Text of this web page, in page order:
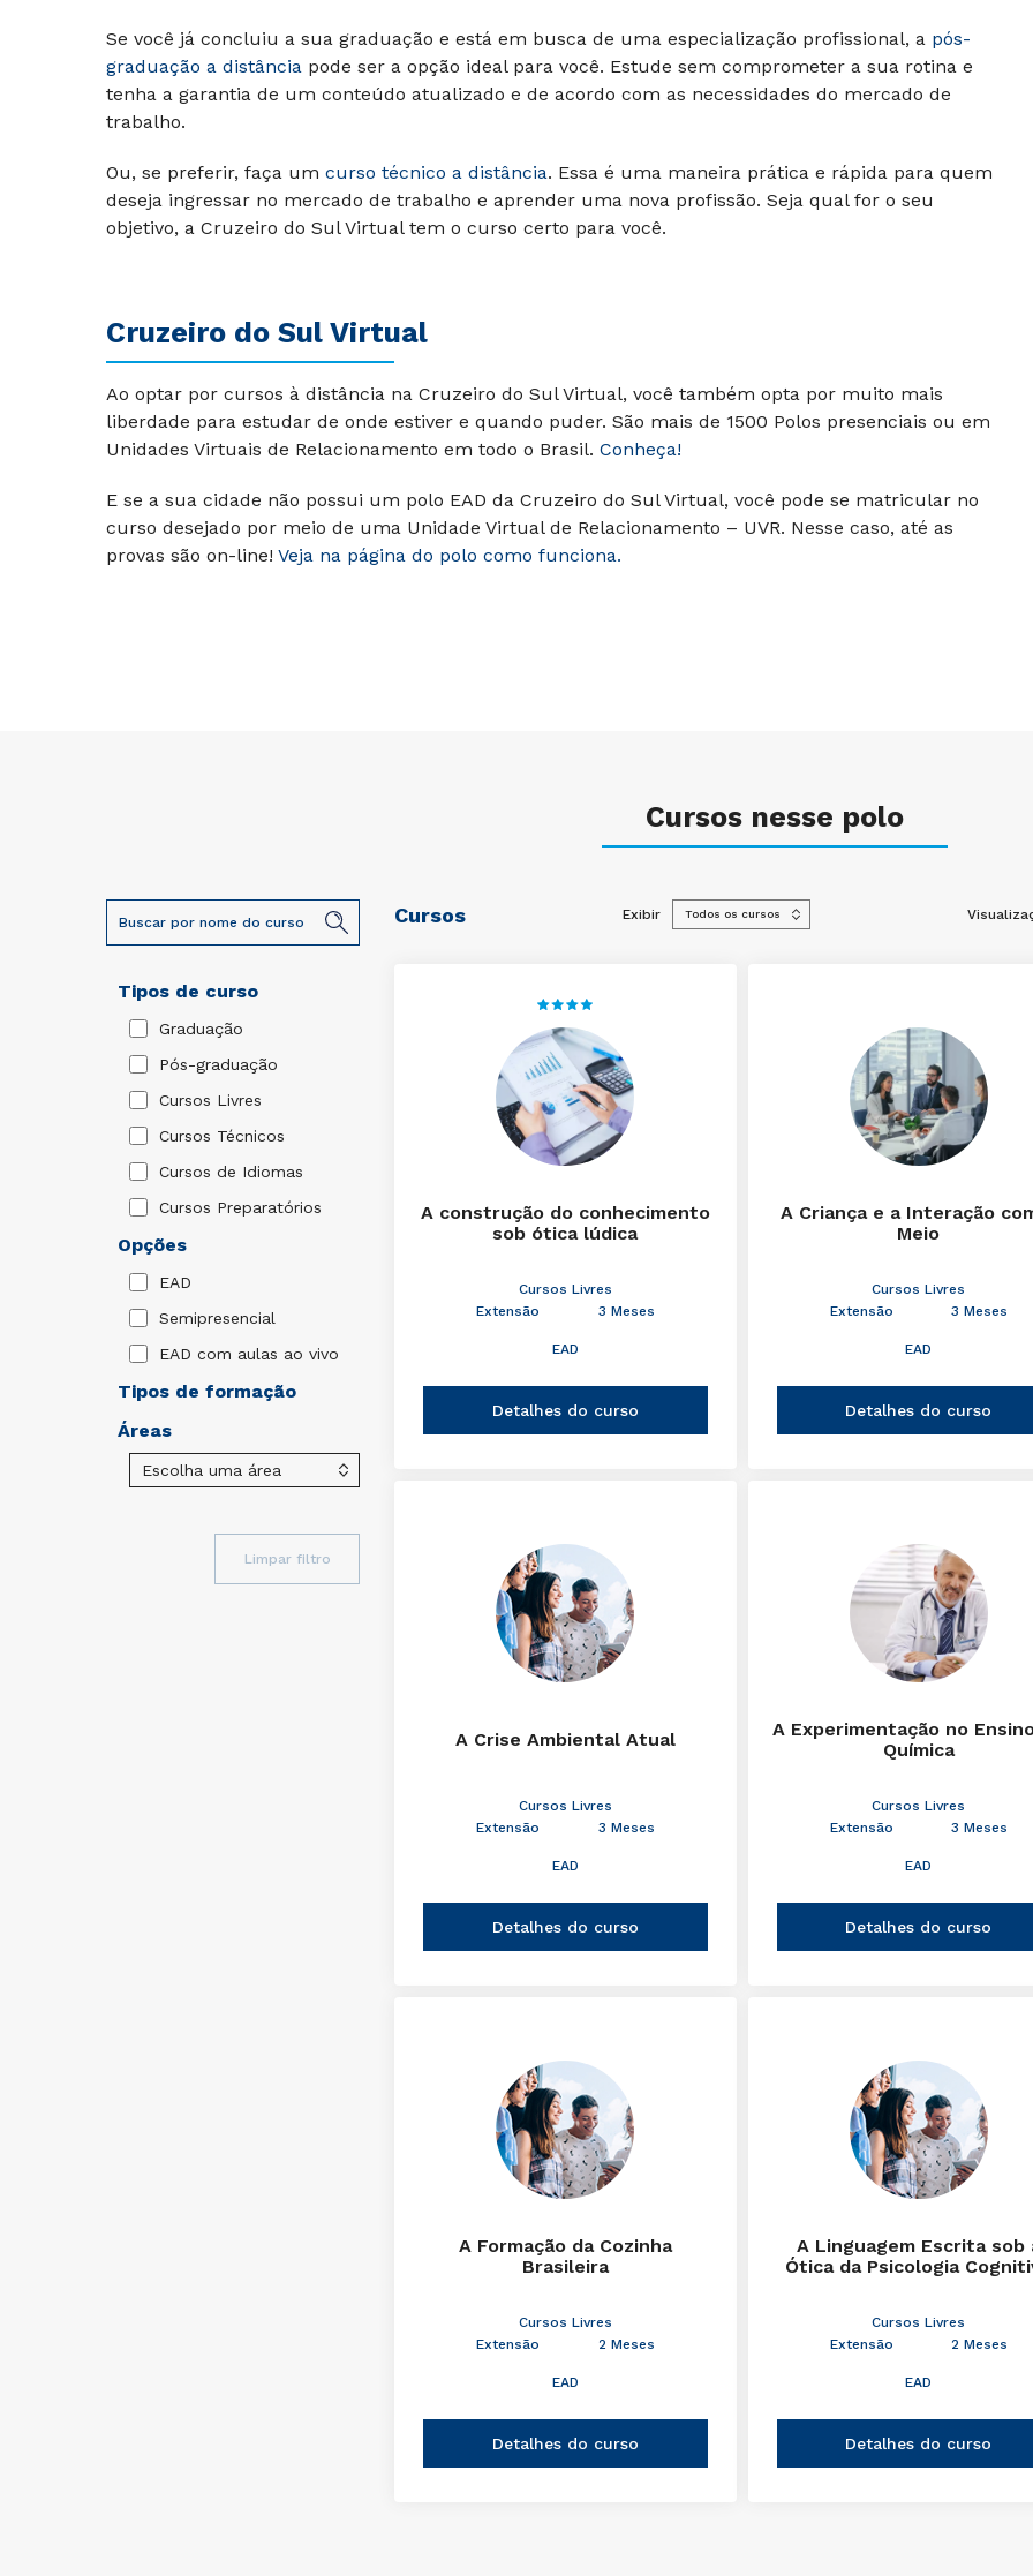
Se você já concluiu a sua graduação e está em busca de uma especialização profissional, a pós-
graduação a distância pode ser a opção ideal para você. Estude sem comprometer a sua rotina e
tenha a garantia de um conteúdo atualizado e de acordo com as necessidades do mercado de
trabalho.
Ou, se preferir, faça um curso técnico a distância. Essa é uma maneira prática e rápida para quem
deseja ingressar no mercado de trabalho e aprender uma nova profissão. Seja qual for o seu
objetivo, a Cruzeiro do Sul Virtual tem o curso certo para você.
Cruzeiro do Sul Virtual
Ao optar por cursos à distância na Cruzeiro do Sul Virtual, você também opta por muito mais
liberdade para estudar de onde estiver e quando puder. São mais de 1500 Polos presenciais ou em
Unidades Virtuais de Relacionamento em todo o Brasil. Conheça!
E se a sua cidade não possui um polo EAD da Cruzeiro do Sul Virtual, você pode se matricular no
curso desejado por meio de uma Unidade Virtual de Relacionamento – UVR. Nesse caso, até as
provas são on-line! Veja na página do polo como funciona.
Cursos nesse polo
Tipos de curso
Graduação
Pós-graduação
Cursos Livres
Cursos Técnicos
Cursos de Idiomas
Cursos Preparatórios
Opções
EAD
Semipresencial
EAD com aulas ao vivo
Tipos de formação
Áreas
Limpar filtro
Cursos Exibir
A construção do conhecimento
sob ótica lúdica
Cursos Livres
Extensão
3 Meses
EAD
Detalhes do curso
A Criança e a Interação
Meio
Cursos Livres
Extensão
3 Meses
EAD
Detalhes do curso
A Crise Ambiental Atual
Cursos Livres
Extensão
3 Meses
EAD
Detalhes do curso
A Experimentação no
Química
Cursos Livres
Extensão
3 Meses
EAD
Detalhes do curso
A Formação da Cozinha
Brasileira
Cursos Livres
Extensão
2 Meses
EAD
Detalhes do curso
A Linguagem Escrita sob
Ótica da Psicologia
Cursos Livres
Extensão
2 Meses
EAD
Detalhes do curso